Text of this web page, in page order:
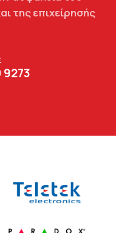
της επιχείρησής
9273